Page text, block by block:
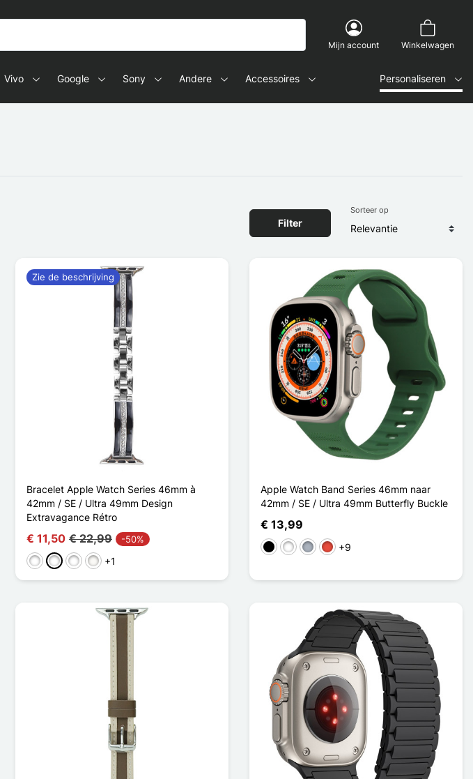
Mijn account Winkelwagen
Vivo Google Sony Andere Accessoires Personaliseren
Filter
Sorteer op
Bracelet Apple Watch Series 46mm à
42mm / SE / Ultra 49mm Design
Extravagance Rétro
€ 11,50 € 22,99 -50%
Doré / Noir
Noir Argenté
Noir Or Rose
Blanc Étoilé
+1
Zie de beschrijving
Apple Watch Band Series 46mm naar
42mm / SE / Ultra 49mm Butterfly Buckle
€ 13,99
ZwartWit GrijsRood+9